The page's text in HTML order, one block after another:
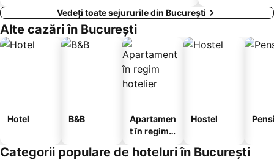
Vedeți toate sejururile din București
Alte cazări în București
Hotel B&B
Apartamen
t în regim
Hostel
Categorii populare de hoteluri în București